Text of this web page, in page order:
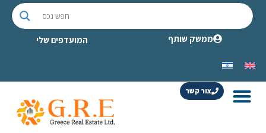
ממשק שותף המועדפים שלי
צור קשר